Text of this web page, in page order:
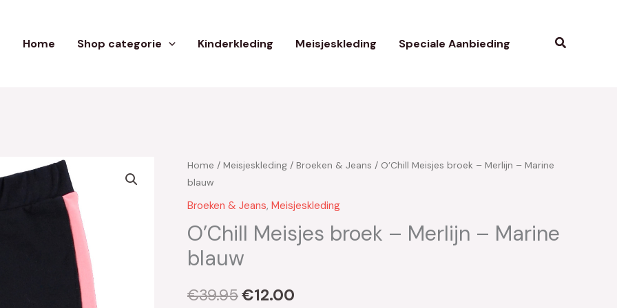
Home Shop categorie Kinderkleding Meisjeskleding Speciale Aanbieding Zoeken
Home / Meisjeskleding / Broeken & Jeans / O’Chill Meisjes broek – Merlijn – Marine
blauw
Broeken & Jeans, Meisjeskleding
O’Chill Meisjes broek – Merlijn – Marine
blauw
€39.95
Oorspronkelijke
prijs
was:
€39.95.
€12.00
Huidige
prijs
is: